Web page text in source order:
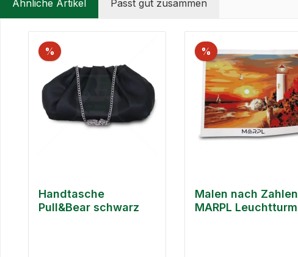
Ähnliche Artikel Passt gut zusammen
%
Handtasche
Pull&Bear schwarz
%
Malen nach Zahlen
MARPL Leuchtturm